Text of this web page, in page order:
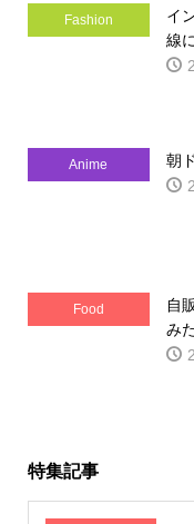
Fashion
イ
線
Anime
朝
Food
自
み
特集記事